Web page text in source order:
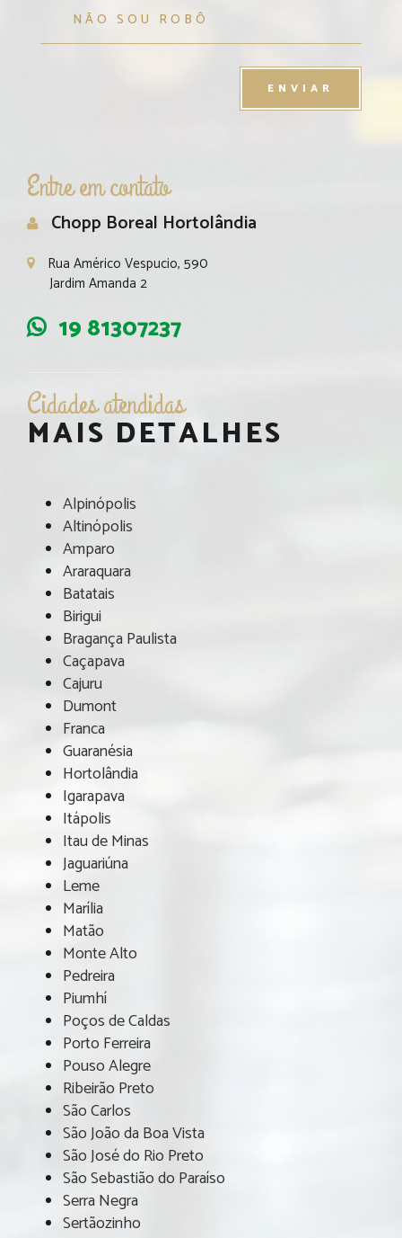
Entre em contato
Chopp Boreal Hortolândia
Rua Américo Vespucio, 590
Jardim Amanda 2
19 81307237
Cidades atendidas
MAIS DETALHES
Alpinópolis
Altinópolis
Amparo
Araraquara
Batatais
Birigui
Bragança Paulista
Caçapava
Cajuru
Dumont
Franca
Guaranésia
Hortolândia
Igarapava
Itápolis
Itau de Minas
Jaguariúna
Leme
Marília
Matão
Monte Alto
Pedreira
Piumhí
Poços de Caldas
Porto Ferreira
Pouso Alegre
Ribeirão Preto
São Carlos
São João da Boa Vista
São José do Rio Preto
São Sebastião do Paraíso
Serra Negra
Sertãozinho